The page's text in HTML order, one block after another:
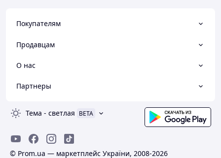
Покупателям
Продавцам
О нас
Партнеры
Тема - светлая BETA
© Prom.ua — маркетплейс України, 2008-2026